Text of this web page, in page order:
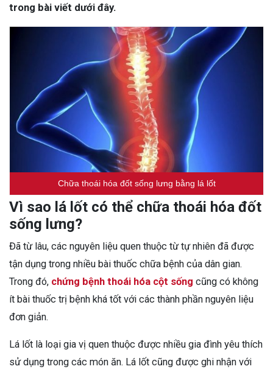
trong bài viết dưới đây.
Chữa thoái hóa đốt sống lưng bằng lá lốt
Vì sao lá lốt có thể chữa thoái hóa đốt
sống lưng?
Đã từ lâu, các nguyên liệu quen thuộc từ tự nhiên đã được
tận dụng trong nhiều bài thuốc chữa bệnh của dân gian.
Trong đó, chứng bệnh thoái hóa cột sống cũng có không
ít bài thuốc trị bệnh khá tốt với các thành phần nguyên liệu
đơn giản.
Lá lốt là loại gia vị quen thuộc được nhiều gia đình yêu thích
sử dụng trong các món ăn. Lá lốt cũng được ghi nhận với